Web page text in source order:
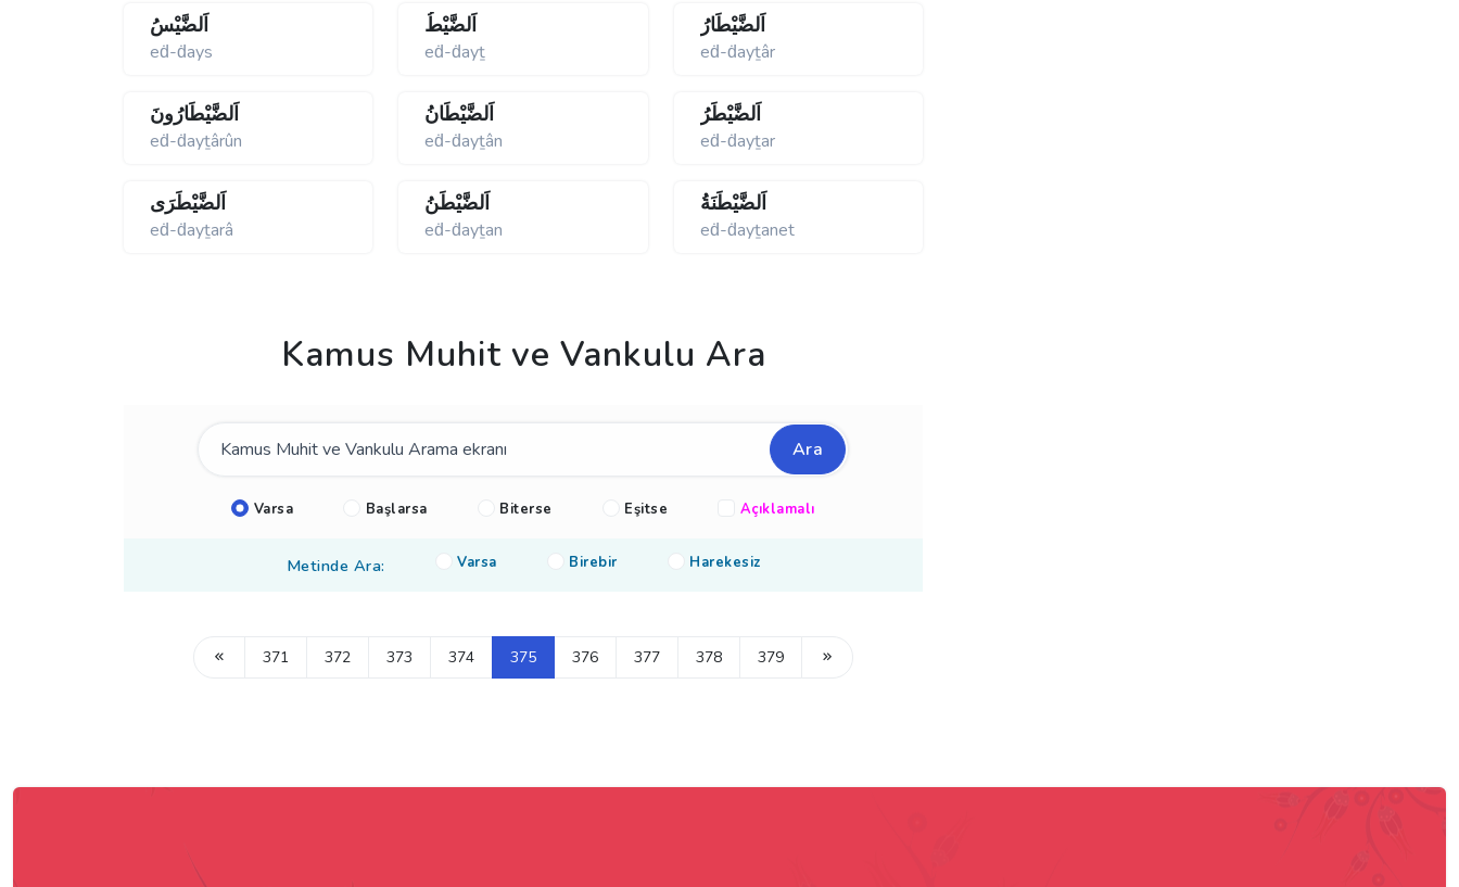
اَلضَّيْسُ
eḋ-ḋays
اَلضَّيْطُ
eḋ-ḋayṯ
اَلضَّيْطَارُ
eḋ-ḋayṯâr
اَلضَّيْطَارُونَ
eḋ-ḋayṯârûn
اَلضَّيْطَانُ
eḋ-ḋayṯân
اَلضَّيْطَرُ
eḋ-ḋayṯar
اَلضَّيْطَرَى
eḋ-ḋayṯarâ
اَلضَّيْطَنُ
eḋ-ḋayṯan
اَلضَّيْطَنَةُ
eḋ-ḋayṯanet
Kamus Muhit ve Vankulu Ara
Ara
Varsa Başlarsa Biterse Eşitse Açıklamalı
Metinde Ara: Varsa Birebir Harekesiz
371 372 373 374 375 376 377 378 379